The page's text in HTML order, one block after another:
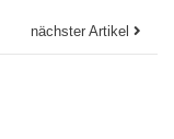
nächster Artikel